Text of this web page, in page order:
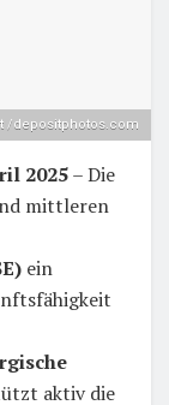
/depositphotos.com
2025– Die
mittleren
ein
aktiv die